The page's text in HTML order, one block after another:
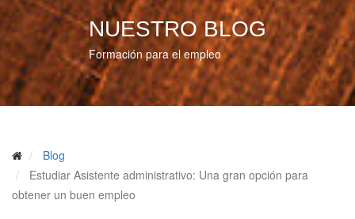
NUESTRO BLOG
Formación para el empleo
Blog
Estudiar Asistente administrativo: Una gran opción para
obtener un buen empleo